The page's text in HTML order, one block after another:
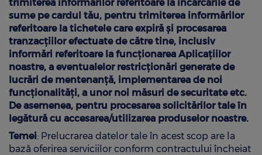
trimiterea informărilor referitoare la încărcările de
sume pe cardul tău, pentru trimiterea informărilor
referitoare la tichetele care expiră și procesarea
tranzacțiilor efectuate de către tine, inclusiv
informări referitoare la funcționarea Aplicațiilor
noastre, a eventualelor restricționări generate de
lucrări de mentenanță, implementarea de noi
funcționalități, a unor noi măsuri de securitate etc.
De asemenea, pentru procesarea solicitărilor tale în
legătură cu accesarea/utilizarea produselor noastre.
Temei: Prelucrarea datelor tale în acest scop are la
bază oferirea serviciilor conform contractului încheiat